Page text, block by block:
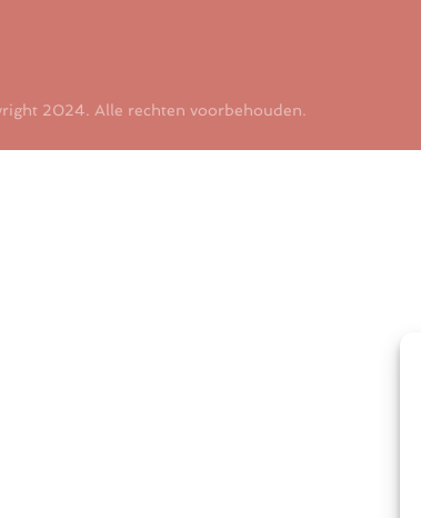
2024. Alle rechten voorbehouden.